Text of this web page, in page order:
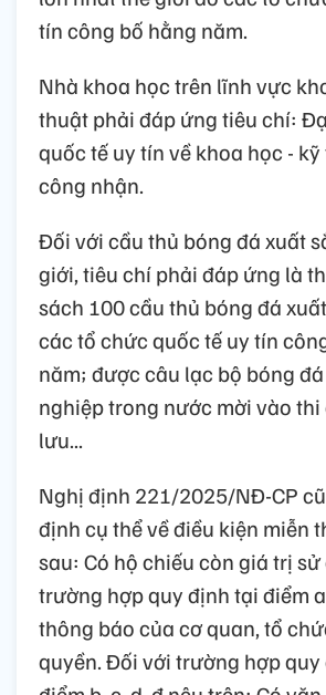
tín công bố hằng năm.
Nhà khoa học trên lĩnh vực
thuật phải đáp ứng tiêu chí:
quốc tế uy tín về khoa học -
công nhận.
Đối với cầu thủ bóng đá xuất
giới, tiêu chí phải đáp ứng là
sách 100 cầu thủ bóng đá
các tổ chức quốc tế uy tín
năm; được câu lạc bộ bóng
nghiệp trong nước mời vào thi
lưu...
Nghị định 221/2025/NĐ-CP
định cụ thể về điều kiện miễn
sau: Có hộ chiếu còn giá trị
trường hợp quy định tại điểm
thông báo của cơ quan, tổ
quyền. Đối với trường hợp